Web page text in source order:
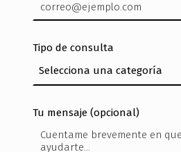
Tipo de consulta
Tu mensaje (opcional)